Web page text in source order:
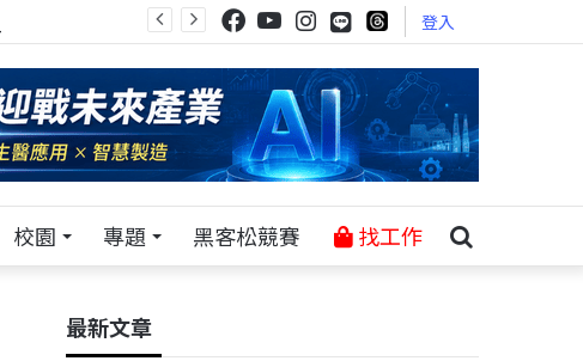
登入
校園 專題 黑客松競賽 找工作
最新文章